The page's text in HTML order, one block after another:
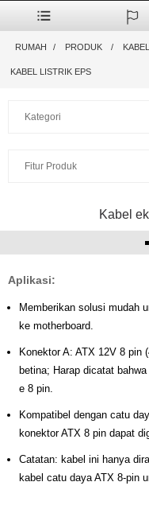
RUMAH PRODUK
KABEL LISTRIK EPS
Kategori
Fitur Produk
Kabel
Aplikasi:
Memberikan solusi mudah
ke motherboard.
Konektor A: ATX 12V 8 pin
betina; Harap dicatat
e 8 pin.
Kompatibel dengan catu
konektor ATX 8 pin dapat
Catatan: kabel ini hanya
kabel catu daya ATX 8-pin